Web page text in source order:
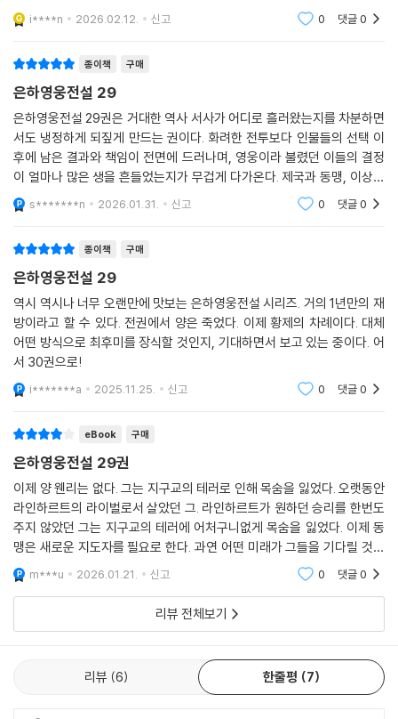
i****n 2026.02.12. 신고 0 댓글0
종이책 구매
은하영웅전설 29
은하영웅전설 29권은 거대한 역사 서사가 어디로 흘러왔는지를 차분하면
서도 냉정하게 되짚게 만드는 권이다. 화려한 전투보다 인물들의 선택 이
후에 남은 결과와 책임이 전면에 드러나며, 영웅이라 불렸던 이들의 결정
이 얼마나 많은 생을 흔들었는지가 무겁게 다가온다. 제국과 동맹, 이상과
현실의 대비는 더 이상 추상적이지 않고, 정치와 권력의 본질을 직시하게
만든다. 읽고 나면
s*******n 2026.01.31. 신고 0 댓글0
종이책 구매
은하영웅전설 29
역시 역시나 너무 오랜만에 맛보는 은하영웅전설 시리즈. 거의 1년만의 재
방이라고 할 수 있다. 전권에서 양은 죽었다. 이제 황제의 차례이다. 대체
어떤 방식으로 최후미를 장식할 것인지, 기대하면서 보고 있는 중이다. 어
서 30권으로!
i*******a 2025.11.25. 신고 0 댓글0
eBook 구매
은하영웅전설 29권
이제 양 웬리는 없다. 그는 지구교의 테러로 인해 목숨을 잃었다. 오랫동안
라인하르트의 라이벌로서 살았던 그. 라인하르트가 원하던 승리를 한번도
주지 않았던 그는 지구교의 테러에 어처구니없게 목숨을 잃었다. 이제 동
맹은 새로운 지도자를 필요로 한다. 과연 어떤 미래가 그들을 기다릴 것인
가? m***u 2026.01.21. 신고 0 댓글0
리뷰 전체보기
리뷰 6 한줄평 7